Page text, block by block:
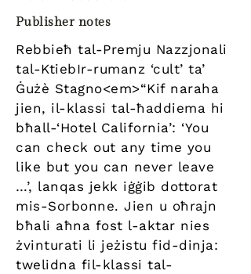
Publisher notes
Rebbieħ tal-Premju Nazzjonali
tal-KtiebIr-rumanz ‘cult’ ta’
Ġużè Stagno<em>“Kif naraha
jien, il-klassi tal-ħaddiema hi
bħall-‘Hotel California’: ‘You
can check out any time you
like but you can never leave
…’, lanqas jekk iġġib dottorat
mis-Sorbonne. Jien u oħrajn
bħali aħna fost l-aktar nies
żvinturati li jeżistu fid-dinja:
twelidna fil-klassi tal-